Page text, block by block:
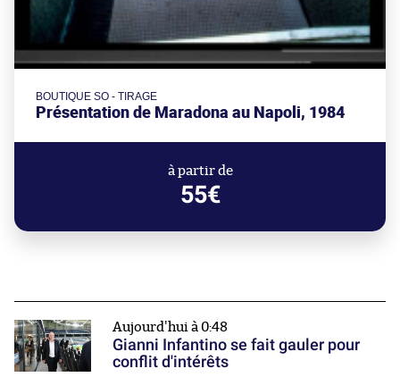
BOUTIQUE SO - TIRAGE
Présentation de Maradona au Napoli, 1984
à partir de
55€
Aujourd'hui à 0:48
Gianni Infantino se fait gauler pour
conflit d'intérêts